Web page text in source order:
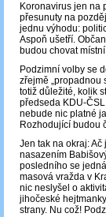
Koronavirus jen na
přesunuty na
jednu výhodu:
Aspoň ušetří.
budou chovat
Podzimní volby se
zřejmě „propadnou
totiž důležité, kolik
předseda KDU-
nebude nic platné
Rozhodující budou
Jen tak na okraj:
nasazením
posledního se
masová vražda v
nic neslyšel o
jihočeské
strany. Nu což!